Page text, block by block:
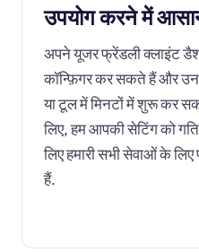
उपयोग करने में
अपने यूजर फ्रेंडली क्लाइंट
कॉन्फ़िगर कर सकते हैं और
या टूल में मिनटों में शुरू कर
लिए, हम आपकी सेटिंग को
लिए हमारी सभी सेवाओं के
हैं.